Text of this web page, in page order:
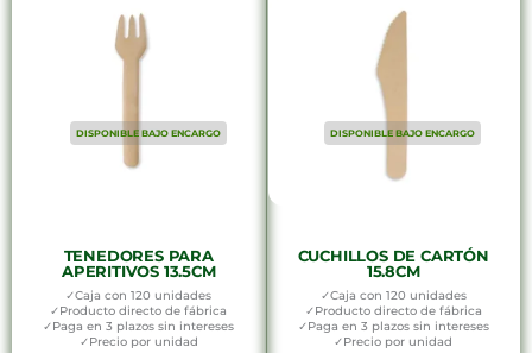
DISPONIBLE BAJO ENCARGO
TENEDORES PARA
APERITIVOS 13.5CM
✓Caja con 120 unidades
✓Producto directo de fábrica
✓Paga en 3 plazos sin intereses
✓Precio por unidad
DISPONIBLE BAJO ENCARGO
CUCHILLOS DE CARTÓN
15.8CM
✓Caja con 120 unidades
✓Producto directo de fábrica
✓Paga en 3 plazos sin intereses
✓Precio por unidad